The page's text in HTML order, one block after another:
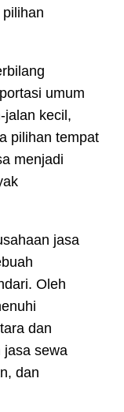
umum
jalan kecil,
pilihan tempat
menjadi
jasa
Oleh
dan
jasa sewa
dan